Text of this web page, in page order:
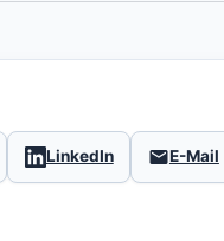
LinkedIn E-Mail